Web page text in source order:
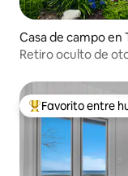
Casa de campo en
Retiro oculto de
De los mejores en
Favorito entre